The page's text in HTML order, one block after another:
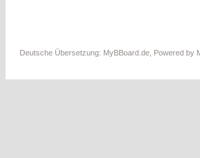
Deutsche Übersetzung: MyBBoard.de , Powered by